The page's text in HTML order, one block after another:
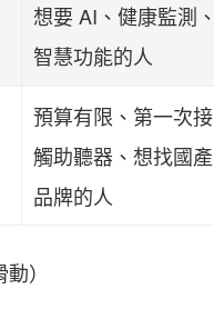
想要 AI、健康監測、
智慧功能的人
預算有限、第一次接
觸助聽器、想找國產
品牌的人
）